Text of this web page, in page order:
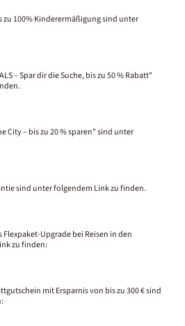
zu 100% Kinderermäßigung sind unter
– Spar dir die Suche, bis zu 50 % Rabatt"
City – bis zu 20 % sparen" sind unter
sind unter folgendem Link zu finden.
Upgrade bei Reisen in den
zu finden:
mit Ersparnis von bis zu 300 € sind